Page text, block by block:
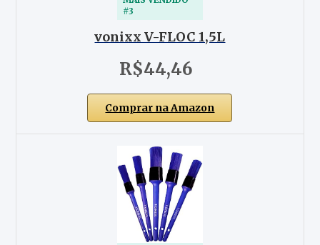
#3
vonixx V-FLOC 1,5L
R$44,46
Comprar na Amazon